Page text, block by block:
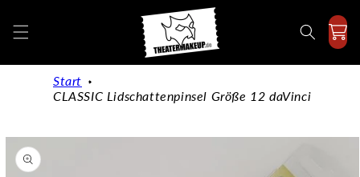
Inhalt
Start
CLASSIC Lidschattenpinsel Größe 12 daVinci